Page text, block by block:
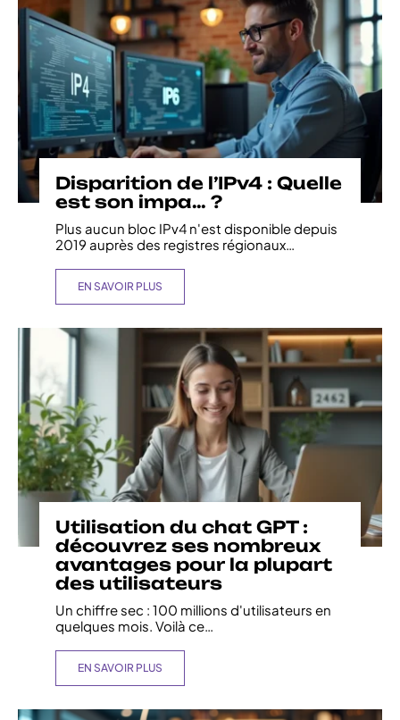
Disparition de l’IPv4 : Quelle
est son impa… ?
Plus aucun bloc IPv4 n'est disponible depuis
2019 auprès des registres régionaux…
EN SAVOIR PLUS
Utilisation du chat GPT :
découvrez ses nombreux
avantages pour la plupart
des utilisateurs
Un chiffre sec : 100 millions d'utilisateurs en
quelques mois. Voilà ce…
EN SAVOIR PLUS